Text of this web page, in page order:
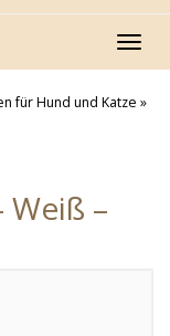
für Hund und Katze »
–